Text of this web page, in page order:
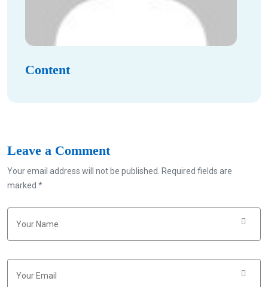
Content
Leave a Comment
Your email address will not be published. Required fields are
marked *